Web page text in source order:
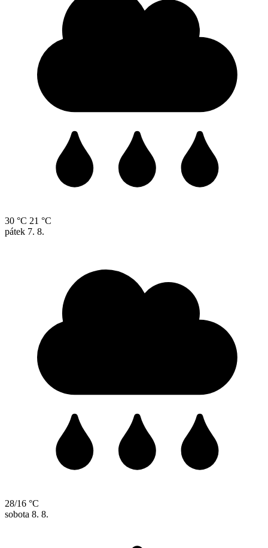
30 °C 21 °C
pátek 7. 8.
28/16 °C
sobota 8. 8.